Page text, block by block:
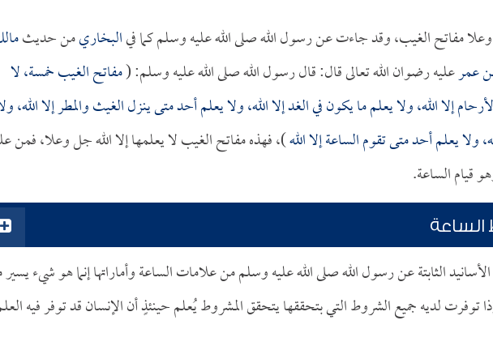
مفاتح الغيب، وقد جاءت عن رسول الله صلى الله عليه وسلم كما فيالبخاريمن حديث
عمرعليه رضوان الله تعالى قال: قال رسول الله صلى الله عليه وسلم: (مفاتح الغيب خمسة، لا
إلا الله، ولا يعلم ما يكون في الغد إلا الله، ولا يعلم أحد متى ينزل الغيث والمطر إلا الله،
يعلم أحد متى تقوم الساعة إلا الله)، فهذه مفاتح الغيب لا يعلمها إلا الله جل وعلا، فمن
قيام الساعة.
الساعة
الثابتة عن رسول الله صلى الله عليه وسلم من علامات الساعة وأماراتها إنما هو شيء
توفرت لديه جميع الشروط التي بتحققها يتحقق المشروط يُعلم حينئذٍ أن الإنسان قد توفر فيه